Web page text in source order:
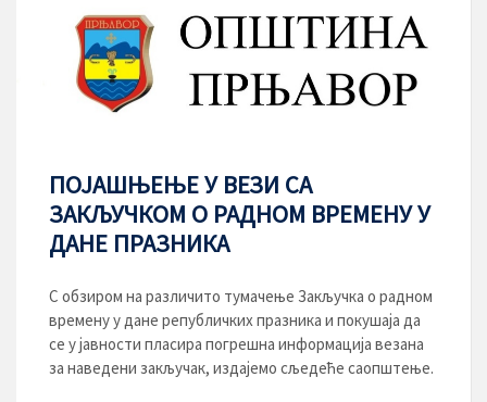
ПОЈАШЊЕЊЕ У ВЕЗИ СА
ЗАКЉУЧКОМ О РАДНОМ ВРЕМЕНУ У
ДАНЕ ПРАЗНИКА
С обзиром на различито тумачење Закључка о радном
времену у дане републичких празника и покушаја да
се у јавности пласира погрешна информација везана
за наведени закључак, издајемо сљедеће саопштење.